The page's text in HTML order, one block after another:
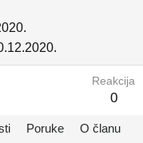
Reakcija
0
Poruke O članu